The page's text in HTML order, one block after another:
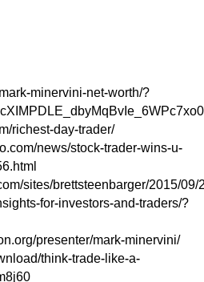
minervini-net-worth/?
richest-day-trader/
news/stock-trader-wins-u-
sites/brettsteenbarger/2015/09/
for-investors-and-traders/?
presenter/mark-minervini/
think-trade-like-a-